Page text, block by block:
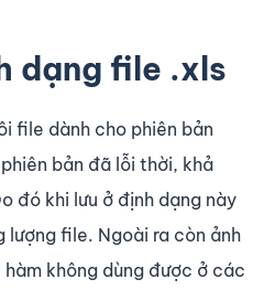
dạng file .xls
file dành cho phiên bản
bản đã lỗi thời, khả
đó khi lưu ở định dạng này
file. Ngoài ra còn ảnh
hàm không dùng được ở các